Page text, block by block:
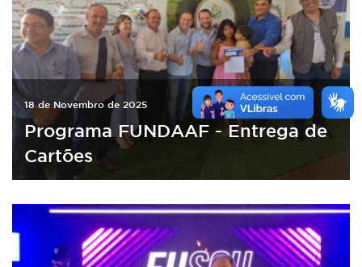
18 de Novembro de 2025
Programa FUNDAAF - Entrega de
Cartões